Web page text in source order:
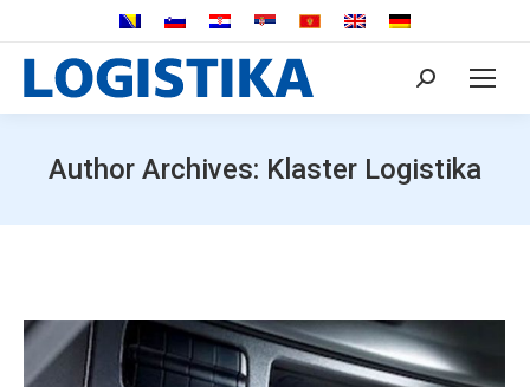
Search:
Author Archives: Klaster Logistika